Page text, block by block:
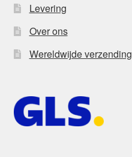
Levering
Over ons
Wereldwijde verzending